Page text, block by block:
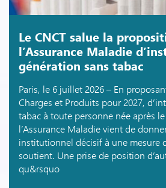
Le CNCT salue la
l’Assurance Maladie
génération sans tabac
Paris, le 6 juillet 2026 – En
Charges et Produits pour 2027,
tabac à toute personne née après le
l’Assurance Maladie vient de
institutionnel décisif à une mesure
soutient. Une prise de position
qu&rsquo